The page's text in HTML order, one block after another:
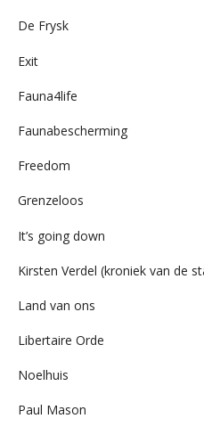
De Frysk
Exit
Fauna4life
Faunabescherming
Freedom
Grenzeloos
It’s going down
Kirsten Verdel (kroniek van de
Land van ons
Libertaire Orde
Noelhuis
Paul Mason